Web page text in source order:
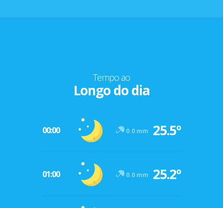
Tempo ao
Longo do dia
00:00 0.0 mm 25.5º
01:00 0.0 mm 25.2º